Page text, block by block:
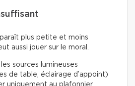
plus petite et moins
aussi jouer sur le moral.
sources lumineuses
de table, éclairage d’appoint)